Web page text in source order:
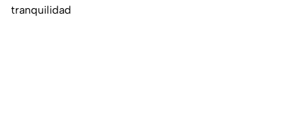
tranquilidad